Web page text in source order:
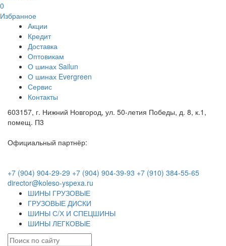
0
Избранное
Акции
Кредит
Доставка
Оптовикам
О шинах Sailun
О шинах Evergreen
Сервис
Контакты
603157, г. Нижний Новгород, ул. 50-летия Победы, д. 8, к.1,
помещ. П3
Официальный партнёр:
+7 (904) 904-29-29 +7 (904) 904-39-93 +7 (910) 384-55-65
director@koleso-yspexa.ru
ШИНЫ ГРУЗОВЫЕ
ГРУЗОВЫЕ ДИСКИ
ШИНЫ С/Х И СПЕЦШИНЫ
ШИНЫ ЛЕГКОВЫЕ